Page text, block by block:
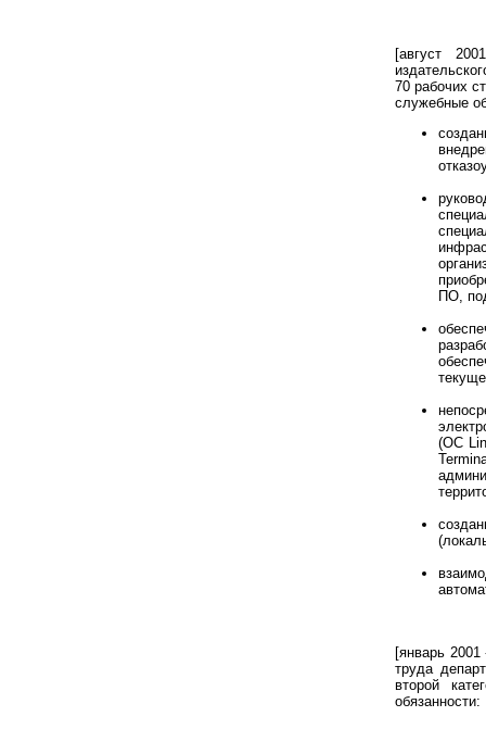
[август
70 рабочих
служебные
ПО,
(ОС
[январь
труда
второй
обязанности: